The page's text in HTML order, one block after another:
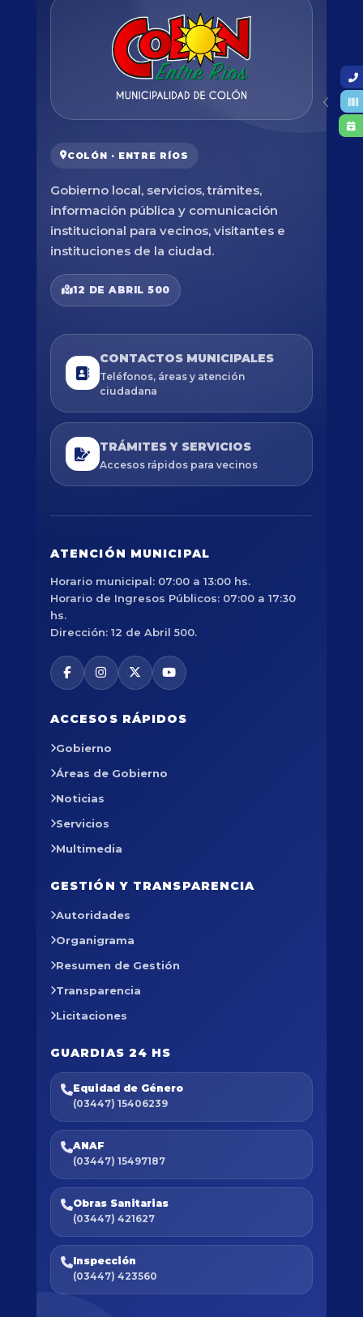
COLÓN · ENTRE RÍOS
Gobierno local, servicios, trámites,
información pública y comunicación
institucional para vecinos, visitantes e
instituciones de la ciudad.
12 DE ABRIL 500
CONTACTOS MUNICIPALES
Teléfonos, áreas y atención
ciudadana
TRÁMITES Y SERVICIOS
Accesos rápidos para vecinos
ATENCIÓN MUNICIPAL
Horario municipal: 07:00 a 13:00 hs.
Horario de Ingresos Públicos: 07:00 a 17:30
hs.
Dirección: 12 de Abril 500.
ACCESOS RÁPIDOS
Gobierno
Áreas de Gobierno
Noticias
Servicios
Multimedia
GESTIÓN Y TRANSPARENCIA
Autoridades
Organigrama
Resumen de Gestión
Transparencia
Licitaciones
GUARDIAS 24 HS
Equidad de Género
(03447) 15406239
ANAF
(03447) 15497187
Obras Sanitarias
(03447) 421627
Inspección
(03447) 423560